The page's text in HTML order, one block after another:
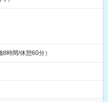
8時間/休憩60分）